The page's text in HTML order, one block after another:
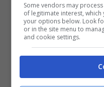
minore Flavio.
un grande
suona fin da
tale che, anni fa,
fratello più famoso
Some vendors may
of legitimate interest,
your options below. Look
or in the site menu to
and cookie settings.